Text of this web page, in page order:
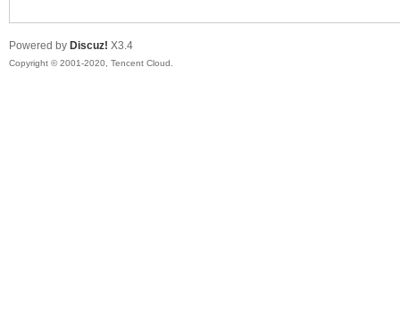
Powered by Discuz! X3.4
Copyright © 2001-2020, Tencent Cloud.